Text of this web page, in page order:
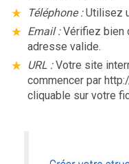
Téléphone :Utilisez
Email :Vérifiez bien
adresse valide.
URL :Votre site
commencer par
cliquable sur votre